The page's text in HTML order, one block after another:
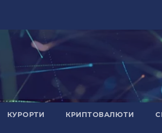
КУРОРТИ КРИПТОВАЛЮТИ